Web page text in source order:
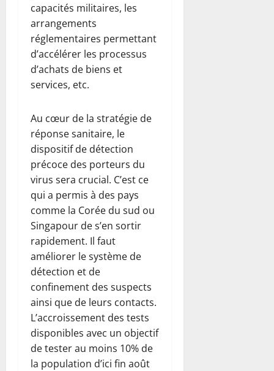
capacités militaires, les
arrangements
réglementaires permettant
d’accélérer les processus
d’achats de biens et
services, etc.
Au cœur de la stratégie de
réponse sanitaire, le
dispositif de détection
précoce des porteurs du
virus sera crucial. C’est ce
qui a permis à des pays
comme la Corée du sud ou
Singapour de s’en sortir
rapidement. Il faut
améliorer le système de
détection et de
confinement des suspects
ainsi que de leurs contacts.
L’accroissement des tests
disponibles avec un objectif
de tester au moins 10% de
la population d’ici fin août